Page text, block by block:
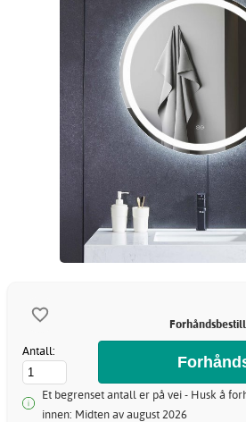
Antall:
Et begrenset antall er på vei - Husk å
innen: Midten av august 2026